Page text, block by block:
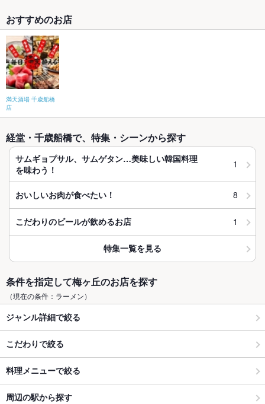
おすすめのお店
満天酒場 千歳船橋
店
経堂・千歳船橋で、特集・シーンから探す
サムギョプサル、サムゲタン…美味しい韓国料理
を味わう！
1
おいしいお肉が食べたい！ 8
こだわりのビールが飲めるお店 1
特集一覧を見る
条件を指定して梅ヶ丘のお店を探す
（現在の条件：ラーメン）
ジャンル詳細で絞る
こだわりで絞る
料理メニューで絞る
周辺の駅から探す